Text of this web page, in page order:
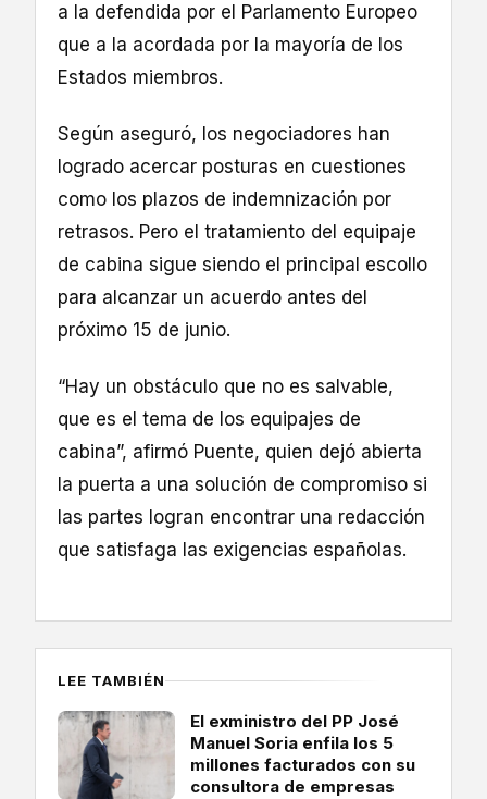
a la defendida por el Parlamento Europeo
que a la acordada por la mayoría de los
Estados miembros.
Según aseguró, los negociadores han
logrado acercar posturas en cuestiones
como los plazos de indemnización por
retrasos. Pero el tratamiento del equipaje
de cabina sigue siendo el principal escollo
para alcanzar un acuerdo antes del
próximo 15 de junio.
“Hay un obstáculo que no es salvable,
que es el tema de los equipajes de
cabina”, afirmó Puente, quien dejó abierta
la puerta a una solución de compromiso si
las partes logran encontrar una redacción
que satisfaga las exigencias españolas.
LEE TAMBIÉN
El exministro del PP José
Manuel Soria enfila los 5
millones facturados con su
consultora de empresas